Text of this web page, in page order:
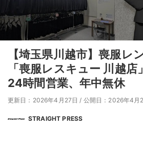
【埼玉県川越市】喪服レ
「喪服レスキュー 川越店
24時間営業、年中無休
更新日：2026年4月27日 / 公開日：2026年4月
STRAIGHT PRESS